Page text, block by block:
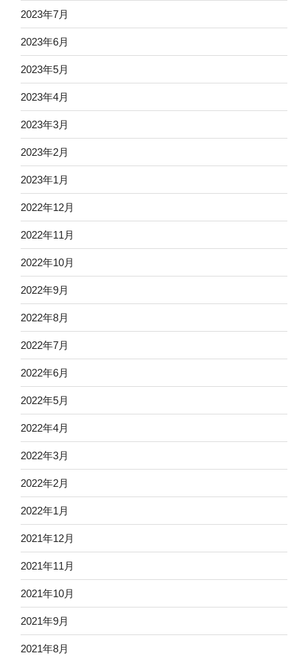
2023年7月
2023年6月
2023年5月
2023年4月
2023年3月
2023年2月
2023年1月
2022年12月
2022年11月
2022年10月
2022年9月
2022年8月
2022年7月
2022年6月
2022年5月
2022年4月
2022年3月
2022年2月
2022年1月
2021年12月
2021年11月
2021年10月
2021年9月
2021年8月